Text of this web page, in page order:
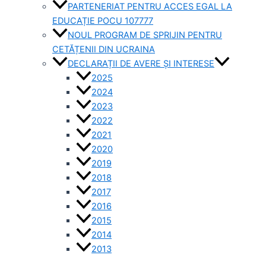
PARTENERIAT PENTRU ACCES EGAL LA
EDUCAȚIE POCU 107777
NOUL PROGRAM DE SPRIJIN PENTRU
CETĂȚENII DIN UCRAINA
DECLARAȚII DE AVERE ȘI INTERESE
2025
2024
2023
2022
2021
2020
2019
2018
2017
2016
2015
2014
2013